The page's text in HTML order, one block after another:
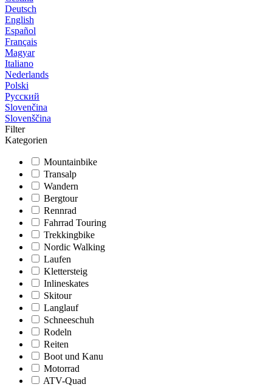
Deutsch
English
Español
Français
Magyar
Italiano
Nederlands
Polski
Русский
Slovenčina
Slovenščina
Filter
Kategorien
Mountainbike
Transalp
Wandern
Bergtour
Rennrad
Fahrrad Touring
Trekkingbike
Nordic Walking
Laufen
Klettersteig
Inlineskates
Skitour
Langlauf
Schneeschuh
Rodeln
Reiten
Boot und Kanu
Motorrad
ATV-Quad